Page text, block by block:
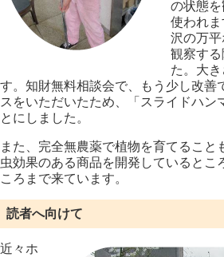
の状態
使われ
沢の万
観察す
た。大
す。知財無料相談会で、もう少し改善
スをいただいたため、「スライドハン
とにしました。
また、完全無農薬で植物を育てること
虫効果のある商品を開発しているとこ
ころまで来ています。
読者へ向けて
近々ホ